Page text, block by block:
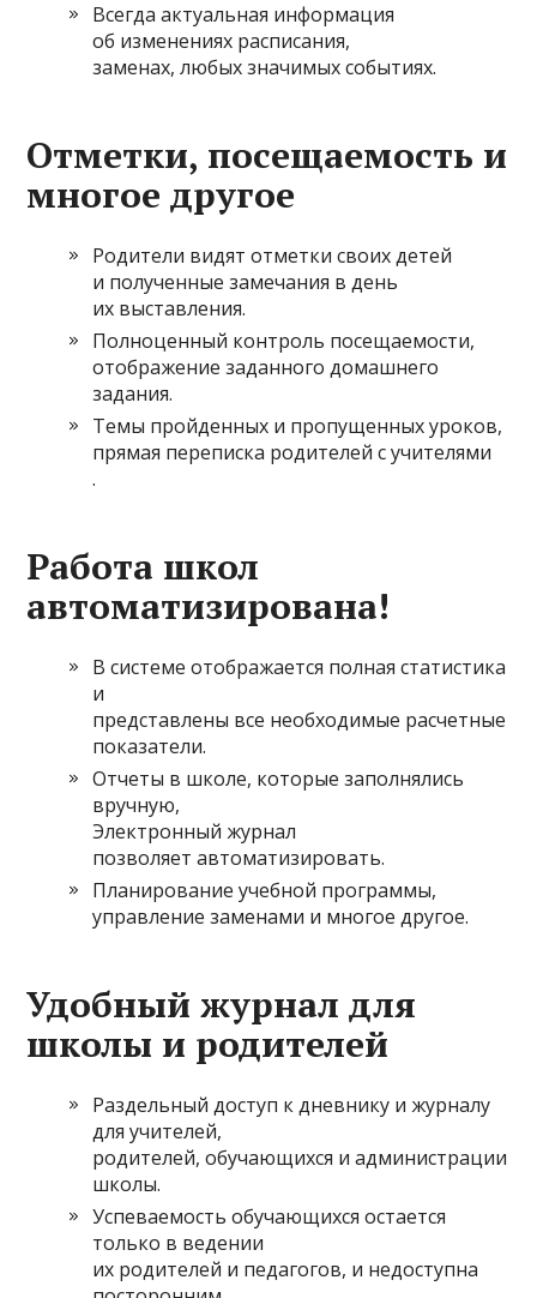
Всегда актуальная информация
об изменениях расписания,
заменах, любых значимых событиях.
Отметки, посещаемость и
многое другое
Родители видят отметки своих детей
и полученные замечания в день
их выставления.
Полноценный контроль посещаемости,
отображение заданного домашнего
задания.
Темы пройденных и пропущенных уроков,
прямая переписка родителей с учителями
.
Работа школ
автоматизирована!
В системе отображается полная статистика
и
представлены все необходимые расчетные
показатели.
Отчеты в школе, которые заполнялись
вручную,
Электронный журнал
позволяет автоматизировать.
Планирование учебной программы,
управление заменами и многое другое.
Удобный журнал для
школы и родителей
Раздельный доступ к дневнику и журналу
для учителей,
родителей, обучающихся и администрации
школы.
Успеваемость обучающихся остается
только в ведении
их родителей и педагогов, и недоступна